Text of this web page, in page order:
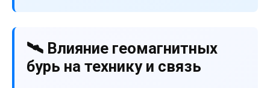
🛰️ Влияние геомагнитных
бурь на технику и связь